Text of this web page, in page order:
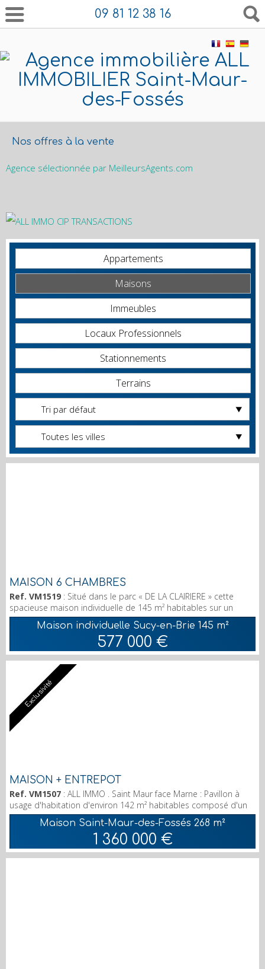
09 81 12 38 16
Nos offres à la vente
Agence sélectionnée par MeilleursAgents.com
Appartements
Maisons
Immeubles
Locaux Professionnels
Stationnements
Terrains
Tri par défaut
Toutes les villes
MAISON 6 CHAMBRES
Ref. VM1519 : Situé dans le parc « DE LA CLAIRIERE » cette
spacieuse maison individuelle de 145 m² habitables sur un
terrain de 859m² est nichée dans un environnement paisible et
verdoyant. Elle offre 6 chambres spacieuses, idéales pour une
grande famille ou pour ceux qui recherchent de beaux volumes
à personnaliser selon leurs envies. Vous serez séduit par son
séjour traversant, baigné de lumiè...
Maison individuelle Sucy-en-Brie 145 m²
577 000 €
Exclusivité
MAISON + ENTREPOT
Ref. VM1507 : ALL IMMO . Saint Maur face Marne : Pavillon à
usage d'habitation d'environ 142 m² habitables composé d'un
vaste séjour DE 55 m², de 3 chambres , d'une salle de bain,
d'une grande cuisine aménagée. Véranda, Cave à vins. Box
.Terrasse vue Marne. L'ensemble en parfait état. + Bureau de
20 m² + studio indépendant de 27 m² + ENTREPOT attenant
de 268 m² . accès cam...
Maison Saint-Maur-des-Fossés 268 m²
1 360 000 €